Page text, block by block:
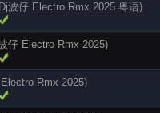
波仔 Electro Rmx 2025 粤语)
仔 Electro Rmx 2025)
Rmx 2025)